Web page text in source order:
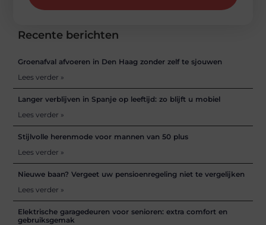
Recente berichten
Groenafval afvoeren in Den Haag zonder zelf te sjouwen
Lees verder »
Langer verblijven in Spanje op leeftijd: zo blijft u mobiel
Lees verder »
Stijlvolle herenmode voor mannen van 50 plus
Lees verder »
Nieuwe baan? Vergeet uw pensioenregeling niet te vergelijken
Lees verder »
Elektrische garagedeuren voor senioren: extra comfort en
gebruiksgemak